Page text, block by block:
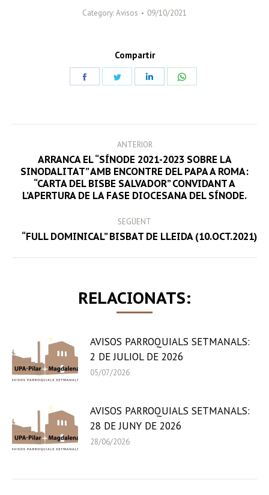
Category:Avisos 09/10/2021
Compartir
NAVIGATION
ANTERIOR
Previous
post:
ARRANCA EL “SÍNODE 2021-2023 SOBRE LA
SINODALITAT” AMB ENCONTRE DEL PAPA A ROMA:
“CARTA DEL BISBE SALVADOR” CONVIDANT A
L’APERTURA DE LA FASE DIOCESANA DEL SÍNODE.
SEGÜENT
Next
“FULL DOMINICAL” BISBAT DE LLEIDA (10.OCT.2021)
RELACIONATS:
AVISOS PARROQUIALS SETMANALS:
2 DE JULIOL DE 2026
05/07/2026
AVISOS PARROQUIALS SETMANALS:
28 DE JUNY DE 2026
28/06/2026